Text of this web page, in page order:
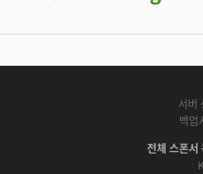
서버
백업
전체 스폰서